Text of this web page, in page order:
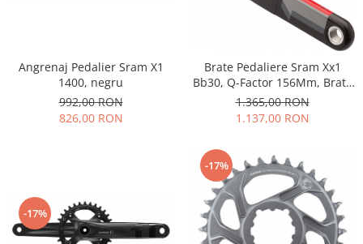
Angrenaj Pedalier Sram X1
1400, negru
992,00 RON
826,00 RON
Brate Pedaliere Sram Xx1
Bb30, Q-Factor 156Mm, Brate
Carbon 175 Mm, negru
1.365,00 RON
1.137,00 RON
-17%
-17%